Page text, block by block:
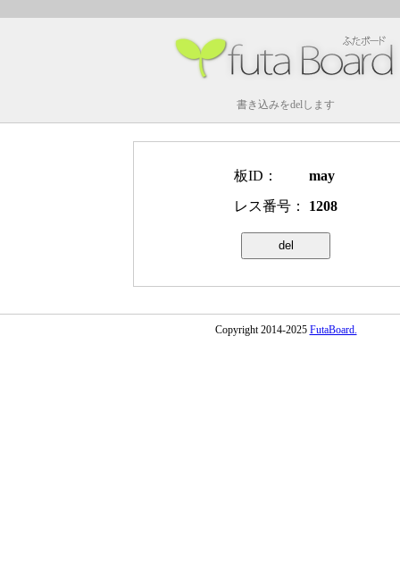
書き込みをdelします
板ID：
may
レス番号：
1208
Copyright 2014-2025 FutaBoard.